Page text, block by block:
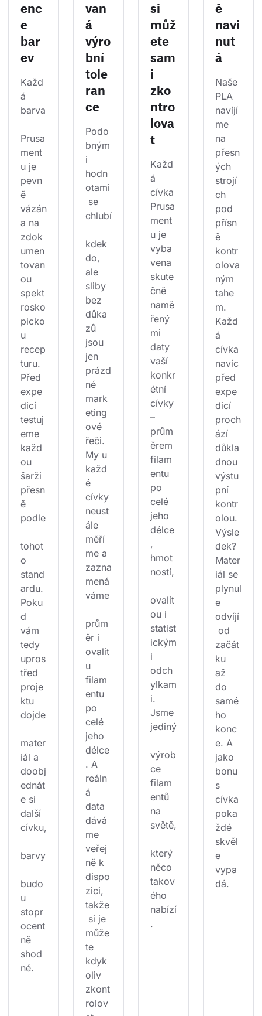
enc
e
bar
ev
Každ
á
barva
Prusa
ment
u je
pevn
ě
vázán
a na
zdok
umen
tovan
ou
spekt
rosko
picko
u
recep
turu.
Před
expe
dicí
testuj
eme
každ
ou
šarži
přesn
ě
podle
tohot
o
stand
ardu.
Poku
d
vám
tedy
upros
třed
proje
ktu
dojde
mater
iál a
doobj
ednát
e si
další
cívku,
barvy
budo
u
stopr
ocent
ně
shod
né.
van
á
výro
bní
tole
ran
ce
Podo
bným
i
hodn
otami
se
chlubí
kdek
do,
ale
sliby
bez
důka
zů
jsou
jen
prázd
né
mark
eting
ové
řeči.
My u
každ
é
cívky
neust
ále
měří
me a
zazna
mená
váme
prům
ěr i
ovalit
u
filam
entu
po
celé
jeho
délce
. A
reáln
á
data
dává
me
veřej
ně k
dispo
zici,
takže
si je
může
te
kdyk
oliv
zkont
rolov
si
můž
ete
sam
i
zko
ntro
lova
t
Každ
á
cívka
Prusa
ment
u je
vyba
vena
skute
čně
namě
řený
mi
daty
vaší
konkr
étní
cívky
–
prům
ěrem
filam
entu
po
celé
jeho
délce
,
hmot
ností,
ovalit
ou i
statist
ickým
i
odch
ylkam
i.
Jsme
jediný
výrob
ce
filam
entů
na
světě,
který
něco
takov
ého
nabízí
.
ě
navi
nut
á
Naše
PLA
navíjí
me
na
přesn
ých
strojí
ch
pod
přísn
ě
kontr
olova
ným
tahe
m.
Každ
á
cívka
navíc
před
expe
dicí
proch
ází
důkla
dnou
výstu
pní
kontr
olou.
Výsle
dek?
Mater
iál se
plynul
e
odvíjí
od
začát
ku
až
do
samé
ho
konc
e. A
jako
bonu
s
cívka
poka
ždé
skvěl
e
vypa
dá.